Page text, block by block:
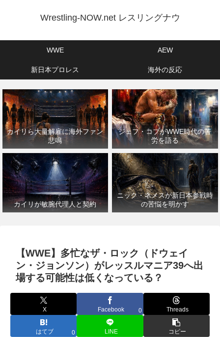
Wrestling-NOW.net レスリングナウ
WWE AEW
新日本プロレス 海外の反応
カイリら大量解雇に海外ファン
悲鳴
ジェフ・コブがWWE時代の苦
労を語る
カイリが敏腕代理人と契約
ニック・ネメスが新日本参戦時
の苦悩を明かす
【WWE】多忙なザ・ロック（ドウェイ
ン・ジョンソン）がレッスルマニア39へ出
場する可能性は低くなっている？
X Facebook 0 Threads
はてブ 0 LINE コピー